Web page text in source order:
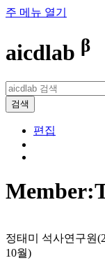
주 메뉴 열기
aicdlab β
검색
편집
정태미 석사연구원
10월)